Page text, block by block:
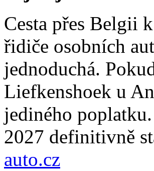
Cesta přes Belgii
řidiče osobních
jednoduchá.
Liefkenshoek u
jediného
2027 definitivně
auto.cz